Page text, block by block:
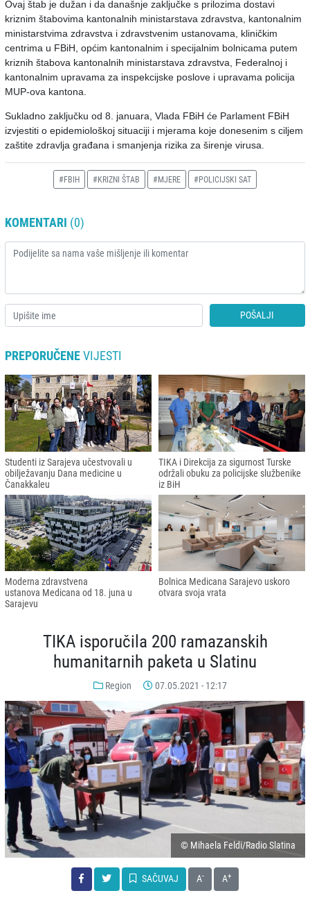
Ovaj štab je dužan i da današnje zaključke s prilozima dostavi
kriznim štabovima kantonalnih ministarstava zdravstva, kantonalnim
ministarstvima zdravstva i zdravstvenim ustanovama, kliničkim
centrima u FBiH, općim kantonalnim i specijalnim bolnicama putem
kriznih štabova kantonalnih ministarstava zdravstva, Federalnoj i
kantonalnim upravama za inspekcijske poslove i upravama policija
MUP-ova kantona.
Sukladno zaključku od 8. januara, Vlada FBiH će Parlament FBiH
izvjestiti o epidemiološkoj situaciji i mjerama koje donesenim s ciljem
zaštite zdravlja građana i smanjenja rizika za širenje virusa.
#FBIH #KRIZNI ŠTAB #MJERE #POLICIJSKI SAT
KOMENTARI (0)
POŠALJI
PREPORUČENEVIJESTI
Studenti iz Sarajeva učestvovali u
obilježavanju Dana medicine u
Čanakkaleu
TIKA i Direkcija za sigurnost Turske
održali obuku za policijske službenike
iz BiH
Moderna zdravstvena
ustanova Medicana od 18. juna u
Sarajevu
Bolnica Medicana Sarajevo uskoro
otvara svoja vrata
TIKA isporučila 200 ramazanskih
humanitarnih paketa u Slatinu
Region 07.05.2021 - 12:17
© Mihaela Feldi/Radio Slatina
SAČUVAJ A- A+